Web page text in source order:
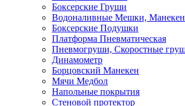
Боксерские Груши
Водоналивные Мешки,
Боксерские Подушки
Платформа Пневматическая
Пневмогруши, Скоростные
Динамометр
Борцовский Манекен
Мячи Медбол
Напольные покрытия
Стеновой протектор